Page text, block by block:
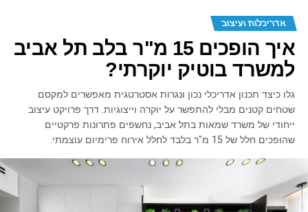
אדריכלות ועיצוב
איך הופכים 15 מ"ר בלב תל אביב
למשרד בוטיק יוקרתי?
גלו כיצד תכנון אדריכלי נכון ונגרות אסטרטגית מאפשרים למקסם
שטחים קטנים מבלי להתפשר על יוקרה וייצוגיות. דרך פרויקט עיצוב
ייחודי של משרד שמאות בתל אביב, נחשפים פתרונות פרקטיים
שהופכים חלל של 15 מ"ר בלבד לחלל אירוח פרימיום עוצמתי.